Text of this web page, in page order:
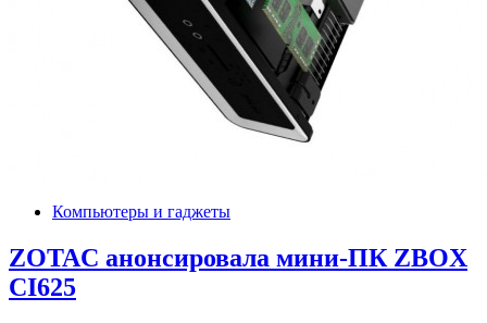
Компьютеры и гаджеты
ZOTAC анонсировала мини-ПК ZBOX
CI625